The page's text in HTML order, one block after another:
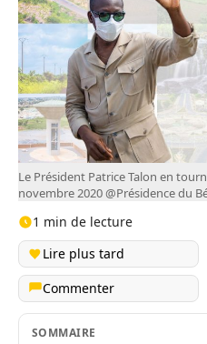
Le Président Patrice Talon en
novembre 2020 @Présidence du
1 min de lecture
Lire plus tard
Commenter
SOMMAIRE